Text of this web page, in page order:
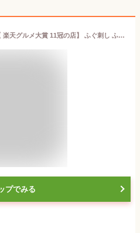
＼ とらふぐ 堪能セット／【 楽天グルメ大賞 11冠の店】 ふぐ刺し ふぐ鍋 選べる特典「特典付ふぐ刺身ふぐ鍋セット2人前／超冷」 山口ふぐ本舗きらく ふぐ 刺身 ふぐちり ふぐ皮 ふぐひれ 送料無料 ギフト 父の日 中元 敬老の日 歳暮 正月
プでみる